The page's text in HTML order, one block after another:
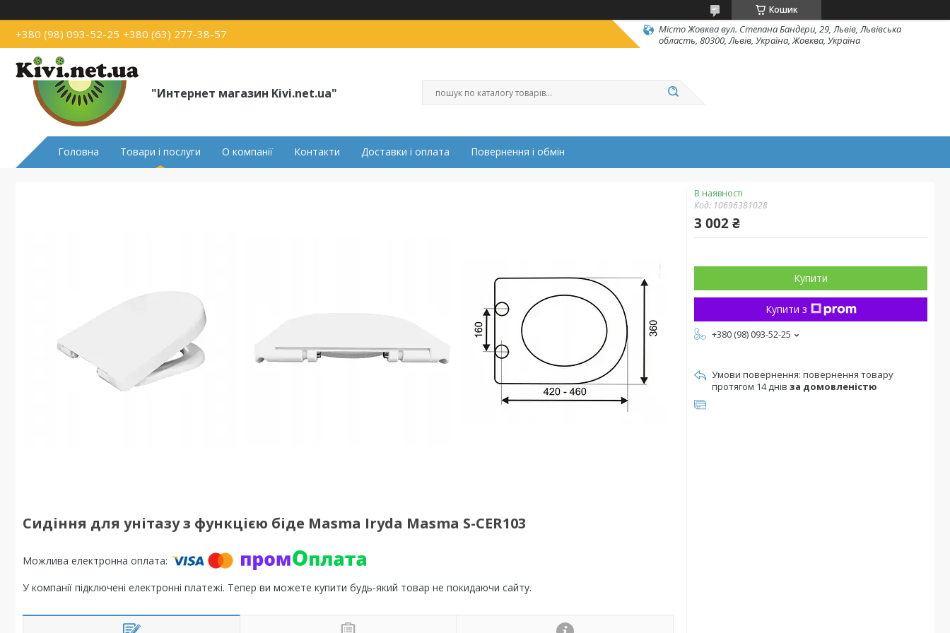
Кошик
+380 (98) 093-52-25 +380 (63) 277-38-57
Місто Жовква вул. Степана Бандери, 29, Львів, Львівська
область, 80300, Львів, Україна, Жовква, Україна
"Интернет магазин Kivi.net.ua"
Головна Товари і послуги О компанії Контакти Доставки і оплата Повернення і обмін
Сидіння для унітазу з функцією біде Masma Iryda Masma S-CER103
У компанії підключені електронні платежі. Тепер ви можете купити будь-який товар не покидаючи сайту.
В наявності
Код: 10696381028
3 002 ₴
Купити
Купити з
+380 (98) 093-52-25
повернення товару
протягом 14 днів за домовленістю